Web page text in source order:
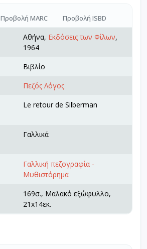
Προβολή MARC Προβολή ISBD
Αθήνα, Εκδόσεις των Φίλων,
1964
Βιβλίο
Πεζός Λόγος
Le retour de Silberman
Γαλλικά
Γαλλική πεζογραφία -
Μυθιστόρημα
169σ., Μαλακό εξώφυλλο,
21x14εκ.